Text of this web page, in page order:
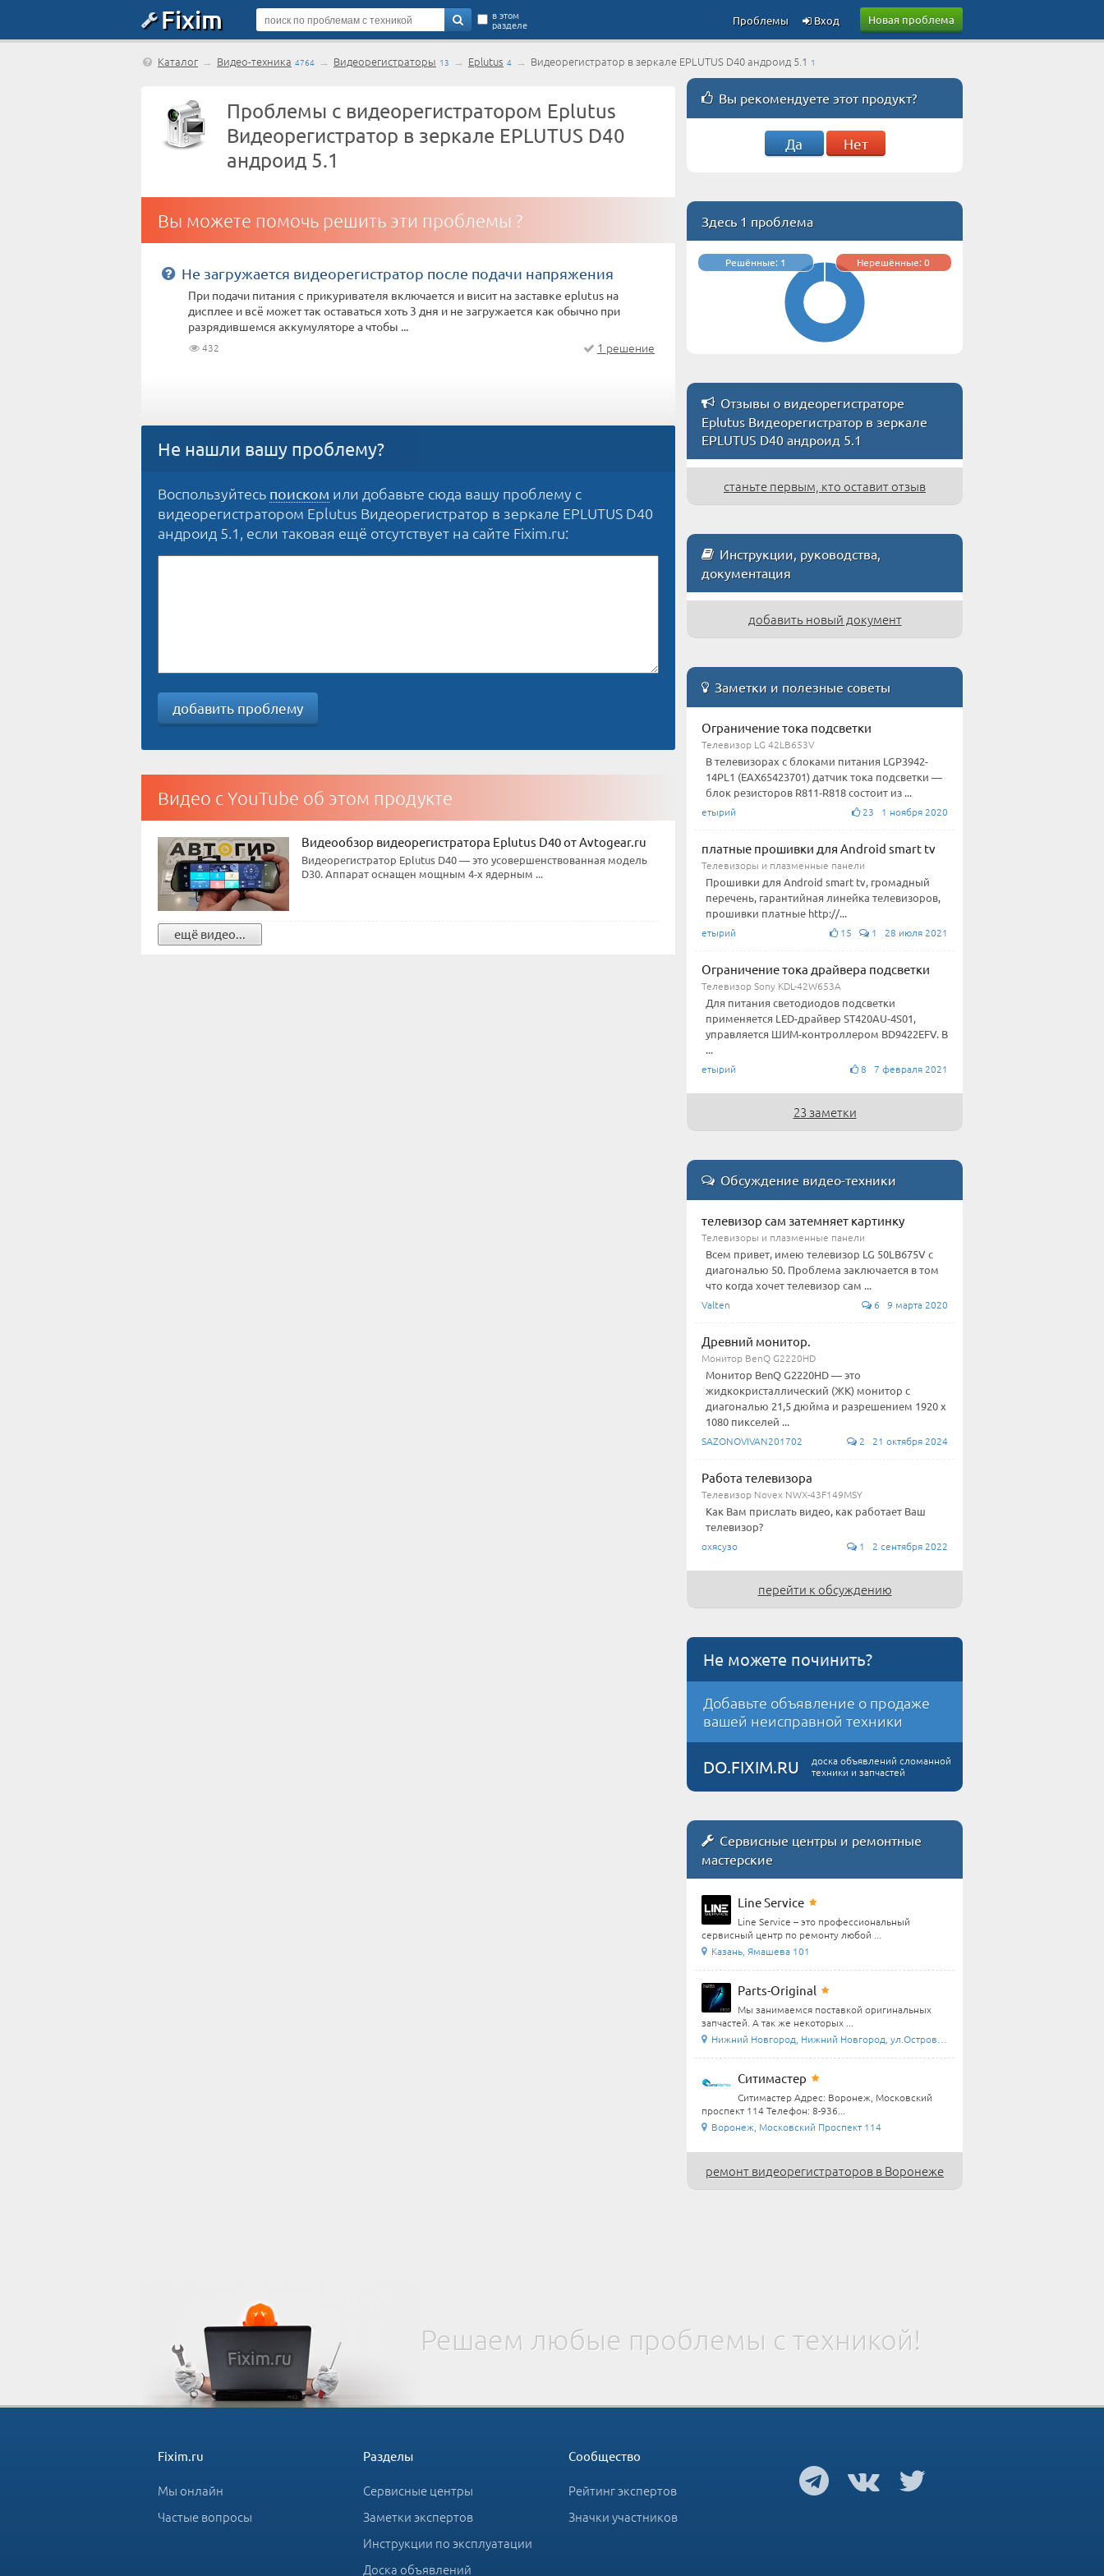
Fixim Новая проблема
в этом
разделе Вход
Проблемы
Каталог → Видео-техника 4764 → Видеорегистраторы 13 → Eplutus 4 → Видеорегистратор в зеркале EPLUTUS D40 андроид 5.1 1
Проблемы с видеорегистратором Eplutus
Видеорегистратор в зеркале EPLUTUS D40
андроид 5.1
Вы можете помочь решить эти проблемы ?
Не загружается видеорегистратор после подачи напряжения
При подачи питания с прикуривателя включается и висит на заставке eplutus на
дисплее и всё может так оставаться хоть 3 дня и не загружается как обычно при
разрядившемся аккумуляторе а чтобы ...
432 1 решение
Не нашли вашу проблему?
Воспользуйтесь поиском или добавьте сюда вашу проблему с
видеорегистратором Eplutus Видеорегистратор в зеркале EPLUTUS D40
андроид 5.1, если таковая ещё отсутствует на сайте Fixim.ru:
добавить проблему
Видео с YouTube об этом продукте
Видеообзор видеорегистратора Eplutus D40 от Avtogear.ru
Видеорегистратор Eplutus D40 — это усовершенствованная модель
D30. Аппарат оснащен мощным 4-х ядерным ...
ещё видео...
Вы рекомендуете этот продукт?
Да Нет
Здесь 1 проблема
Решённые: 1 Нерешённые: 0
Отзывы о видеорегистраторе
Eplutus Видеорегистратор в зеркале
EPLUTUS D40 андроид 5.1
станьте первым, кто оставит отзыв
Инструкции, руководства,
документация
добавить новый документ
Заметки и полезные советы
Ограничение тока подсветки
Телевизор LG 42LB653V
В телевизорах с блоками питания LGP3942-
14PL1 (EAX65423701) датчик тока подсветки —
блок резисторов R811-R818 состоит из ...
етырий 23 1 ноября 2020
платные прошивки для Android smart tv
Телевизоры и плазменные панели
Прошивки для Android smart tv, громадный
перечень, гарантийная линейка телевизоров,
прошивки платные http://...
етырий 15 1 28 июля 2021
Ограничение тока драйвера подсветки
Телевизор Sony KDL-42W653A
Для питания светодиодов подсветки
применяется LED-драйвер ST420AU-4S01,
управляется ШИМ-контроллером BD9422EFV. В
...
етырий 8 7 февраля 2021
23 заметки
Обсуждение видео-техники
телевизор сам затемняет картинку
Телевизоры и плазменные панели
Всем привет, имею телевизор LG 50LB675V с
диагональю 50. Проблема заключается в том
что когда хочет телевизор сам ...
Valten 6 9 марта 2020
Древний монитор.
Монитор BenQ G2220HD
Монитор BenQ G2220HD — это
жидкокристаллический (ЖК) монитор с
диагональю 21,5 дюйма и разрешением 1920 x
1080 пикселей ...
SAZONOVIVAN201702 2 21 октября 2024
Работа телевизора
Телевизор Novex NWX-43F149MSY
Как Вам прислать видео, как работает Ваш
телевизор?
охясузо 1 2 сентября 2022
перейти к обсуждению
Не можете починить?
Добавьте объявление о продаже
вашей неисправной техники
DO.FIXIM.RU
доска объявлений сломанной
техники и запчастей
Сервисные центры и ремонтные
мастерские
Line Service
Line Service – это профессиональный
сервисный центр по ремонту любой ...
Казань, Ямашева 101
Parts-Original
Мы занимаемся поставкой оригинальных
запчастей. А так же некоторых ...
Нижний Новгород, Нижний Новгород, ул.Островского ...
Ситимастер
Ситимастер Адрес: Воронеж, Московский
проспект 114 Телефон: 8-936...
Воронеж, Московский Проспект 114
ремонт видеорегистраторов в Воронеже
Решаем любые проблемы с техникой!
Fixim.ru
Мы онлайн
Частые вопросы
Разделы
Сервисные центры
Заметки экспертов
Инструкции по эксплуатации
Доска объявлений
Сообщество
Рейтинг экспертов
Значки участников